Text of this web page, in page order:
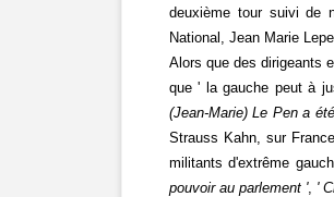
deuxième tour suivi de
National, Jean Marie
Alors que des dirigeants
que ' la gauche peut à
(Jean-Marie) Le Pen a
Strauss Kahn, sur
militants d'extrême
pouvoir au parlement ', '